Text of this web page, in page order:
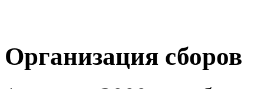
Организация сборов